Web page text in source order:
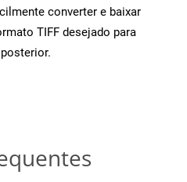
converter e baixar
TIFF desejado para